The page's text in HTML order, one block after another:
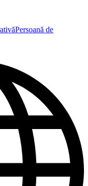
Persoană de